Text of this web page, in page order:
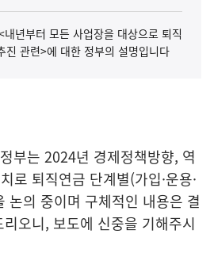
년부터 모든 사업장을 대상으로 퇴직
진 관련>에 대한 정부의 설명입니다
부는 2024년 경제정책방향, 역
로 퇴직연금 단계별(가입·운용·
논의 중이며 구체적인 내용은 결
오니, 보도에 신중을 기해주시